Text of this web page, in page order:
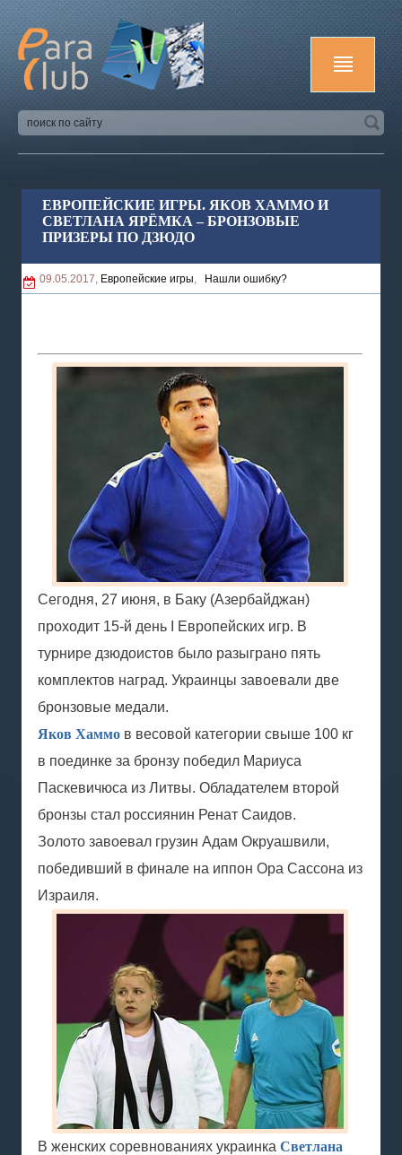
ЕВРОПЕЙСКИЕ ИГРЫ. ЯКОВ ХАММО И
СВЕТЛАНА ЯРЁМКА – БРОНЗОВЫЕ
ПРИЗЕРЫ ПО ДЗЮДО
09.05.2017, Европейские игры, Нашли ошибку?
Сегодня, 27 июня, в Баку (Азербайджан)
проходит 15-й день I Европейских игр. В
турнире дзюдоистов было разыграно пять
комплектов наград. Украинцы завоевали две
бронзовые медали.
Яков Хаммо в весовой категории свыше 100 кг
в поединке за бронзу победил Мариуса
Паскевичюса из Литвы. Обладателем второй
бронзы стал россиянин Ренат Саидов.
Золото завоевал грузин Адам Окруашвили,
победивший в финале на иппон Ора Сассона из
Израиля.
В женских соревнованиях украинка Светлана